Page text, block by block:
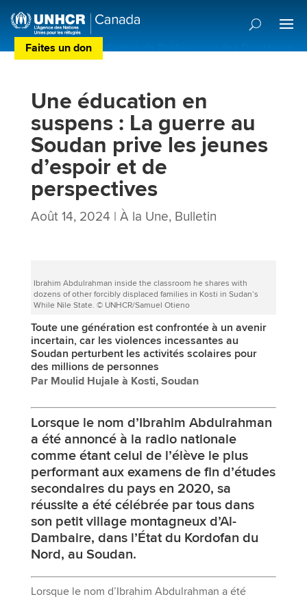
Faites un don Centre de Préférences des Donateurs
Une éducation en
suspens : La guerre au
Soudan prive les jeunes
d’espoir et de
perspectives
Août 14, 2024 | À la Une, Bulletin
Ibrahim Abdulrahman inside the classroom he shares with
dozens of other forcibly displaced families in Kosti in Sudan’s
While Nile State. © UNHCR/Samuel Otieno
Toute une génération est confrontée à un avenir
incertain, car les violences incessantes au
Soudan perturbent les activités scolaires pour
des millions de personnes
Par Moulid Hujale à Kosti, Soudan
Lorsque le nom d’Ibrahim Abdulrahman
a été annoncé à la radio nationale
comme étant celui de l’élève le plus
performant aux examens de fin d’études
secondaires du pays en 2020, sa
réussite a été célébrée par tous dans
son petit village montagneux d’Al-
Dambaire, dans l’État du Kordofan du
Nord, au Soudan.
Lorsque le nom d’Ibrahim Abdulrahman a été